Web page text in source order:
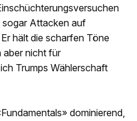
sogar Attacken auf
hält die scharfen Töne
aber nicht für
Trumps Wählerschaft
dominierend,